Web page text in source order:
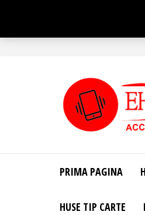
conținut
Site Oficial .
Huse
Personalizate
Huse
Personalizate
Telefon –
PRIMA PAGINA
HUSE TIP CARTE